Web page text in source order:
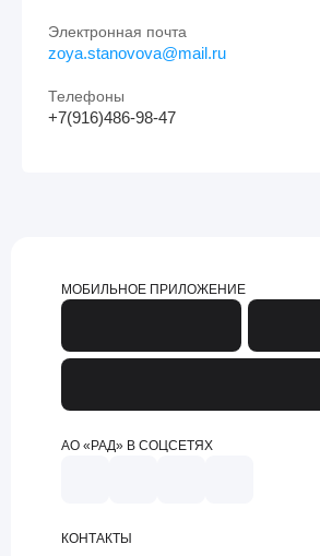
Электронная почта
zoya.stanovova@mail.ru
Телефоны
+7(916)486-98-47
МОБИЛЬНОЕ ПРИЛОЖЕНИЕ
АО «РАД» В СОЦСЕТЯХ
КОНТАКТЫ